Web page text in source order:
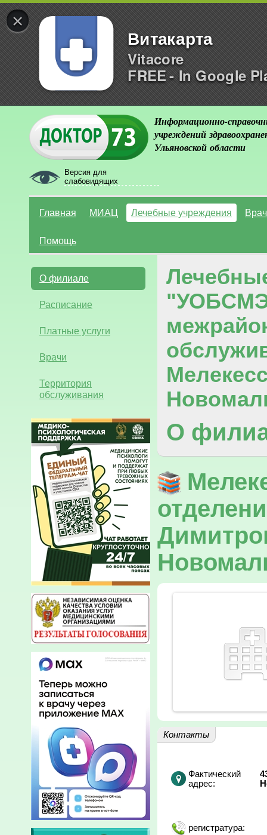
×
Витакарта
Vitacore
FREE - In Google
Версия для
слабовидящих
Информационно-
учреждений
Ульяновской области
Главная МИАЦ Лечебные учреждения
Помощь
О филиале
Расписание
Платные услуги
Врачи
Территория
обслуживания
О
Контакты
Фактический
адрес:
регистратура: